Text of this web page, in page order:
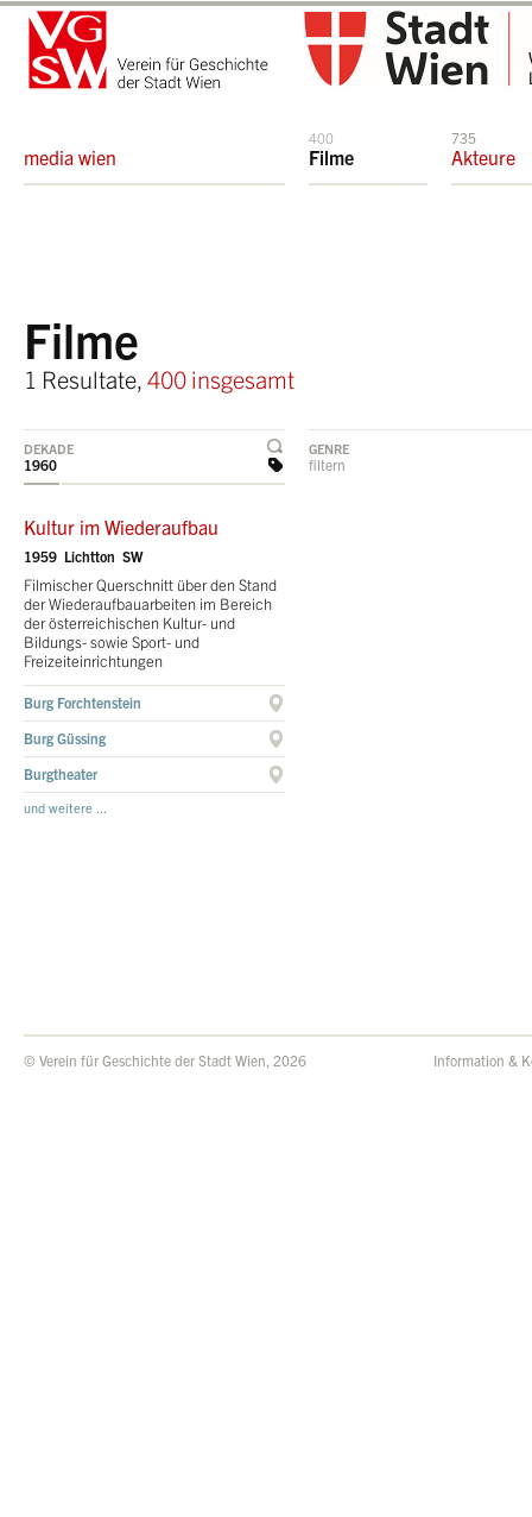
media wien
400
Filme
735
Akteure
Filme
1 Resultate, 400 insgesamt
DEKADE
1960
GENRE
filtern
Kultur im Wiederaufbau
1959 Lichtton SW
Filmischer Querschnitt über den Stand
der Wiederaufbauarbeiten im Bereich
der österreichischen Kultur- und
Bildungs- sowie Sport- und
Freizeiteinrichtungen
Burg Forchtenstein
Burg Güssing
Burgtheater
und weitere ...
© Verein für Geschichte der Stadt Wien, 2026 Information &